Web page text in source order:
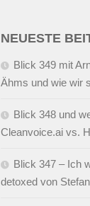
NEUESTE
Blick 349 mit
Ähms und wie wir
Blick 348 und
Cleanvoice.ai vs.
Blick 347 – Ich
detoxed von